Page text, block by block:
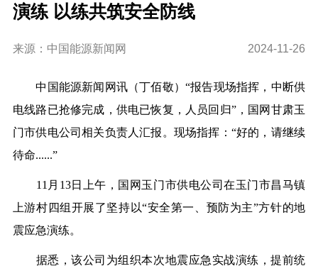
演练 以练共筑安全防线
来源：中国能源新闻网 2024-11-26
中 国能源新闻网讯（丁佰敬）“报告现场指挥，中断供
电线路已抢修完成，供电已恢复，人员回归”，国网甘肃玉
门市供电公司相关负责人汇报。现场指挥：“好的，请继续
待命......”
11月13日上午，国网玉门市供电公司在玉门市昌马镇
上游村四组开展了坚持以“安全第一、预防为主”方针的地
震应急演练。
据悉，该公司为组织本次地震应急实战演练，提前统